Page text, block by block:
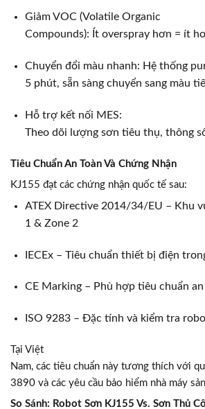
Giảm VOC (Volatile Organic
Compounds): Ít overspray hơn = ít
Chuyển đổi màu nhanh: Hệ thống
5 phút, sẵn sàng chuyển sang màu
Hỗ trợ kết nối MES:
Theo dõi lượng sơn tiêu thụ, thông
Tiêu Chuẩn An Toàn Và Chứng Nhận
KJ155 đạt các chứng nhận quốc tế sau:
ATEX Directive 2014/34/EU – Khu
1 & Zone 2
IECEx – Tiêu chuẩn thiết bị điện
CE Marking – Phù hợp tiêu chuẩn
ISO 9283 – Đặc tính và kiểm tra
Tại Việt
Nam, các tiêu chuẩn này tương thích với
3890 và các yêu cầu bảo hiểm nhà máy
So Sánh: Robot Sơn KJ155 Vs. Sơn Thủ